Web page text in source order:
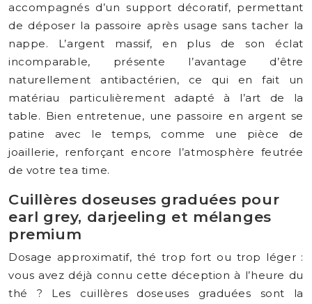
accompagnés d’un support décoratif, permettant
de déposer la passoire après usage sans tacher la
nappe. L’argent massif, en plus de son éclat
incomparable, présente l’avantage d’être
naturellement antibactérien, ce qui en fait un
matériau particulièrement adapté à l’art de la
table. Bien entretenue, une passoire en argent se
patine avec le temps, comme une pièce de
joaillerie, renforçant encore l’atmosphère feutrée
de votre tea time.
Cuillères doseuses graduées pour
earl grey, darjeeling et mélanges
premium
Dosage approximatif, thé trop fort ou trop léger :
vous avez déjà connu cette déception à l’heure du
thé ? Les cuillères doseuses graduées sont la